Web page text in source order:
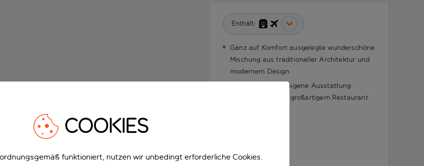
Enthält:
Ganz auf Komfort ausgelegte wunderschöne
Mischung aus traditioneller Architektur und
modernem Design
Genieße die hoteleigene Ausstattung
inklusive Pool und großartigem Restaurant
COOKIES
funktioniert, nutzen wir unbedingt erforderliche Cookies.